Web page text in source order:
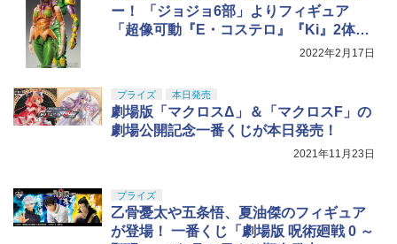
ー！ 「ジョジョ6部」よりフィギュア
「超像可動『E・コステロ』『Ki』2体セ
ット」再販分の予約受付スタート2022年2月17日
プライズ 本日発売
劇場版「マクロスΔ」＆「マクロスF」の
劇場公開記念一番くじが本日発売！
2021年11月23日
プライズ
乙骨憂太や五条悟、夏油傑のフィギュア
が登場！ 一番くじ「劇場版 呪術廻戦 0 ～